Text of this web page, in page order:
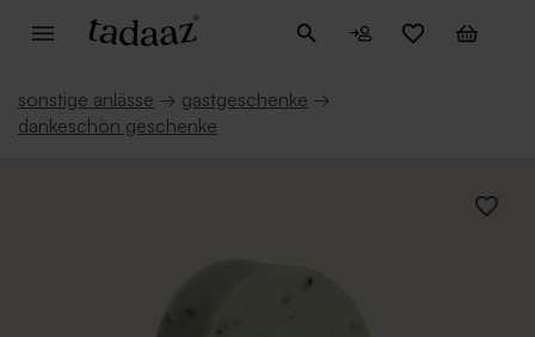
sonstige anlässe → gastgeschenke →
dankeschön geschenke